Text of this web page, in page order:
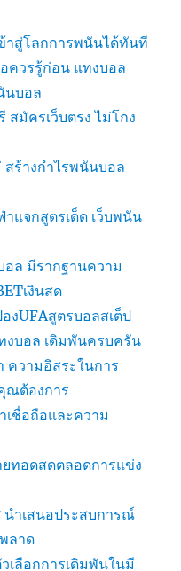
าสู่โลกการพนันได้ทันที
ควรรู้ก่อน แทงบอล
นบอล
สมัครเว็บตรง ไม่โกง
สร้างกำไรพนันบอล
าแจกสูตรเด็ด เว็บพนัน
อล มีรากฐานความ
เงินสด
งUFAสูตรบอลสเต็ป
งบอล เดิมพันครบครัน
ความอิสระในการ
ณต้องการ
เชื่อถือและความ
ทอดสดตลอดการแข่ง
นำเสนอประสบการณ์
ลาด
เลือกการเดิมพันในมี